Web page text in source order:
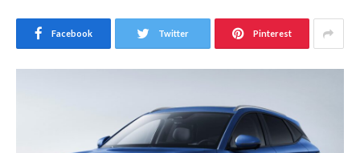
Facebook Twitter Pinterest